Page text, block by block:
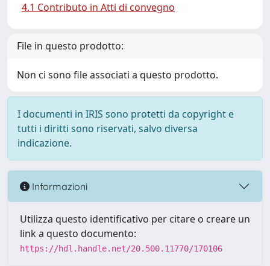
4.1 Contributo in Atti di convegno
File in questo prodotto:
Non ci sono file associati a questo prodotto.
I documenti in IRIS sono protetti da copyright e
tutti i diritti sono riservati, salvo diversa
indicazione.
Informazioni
Utilizza questo identificativo per citare o creare un
link a questo documento:
https://hdl.handle.net/20.500.11770/170106